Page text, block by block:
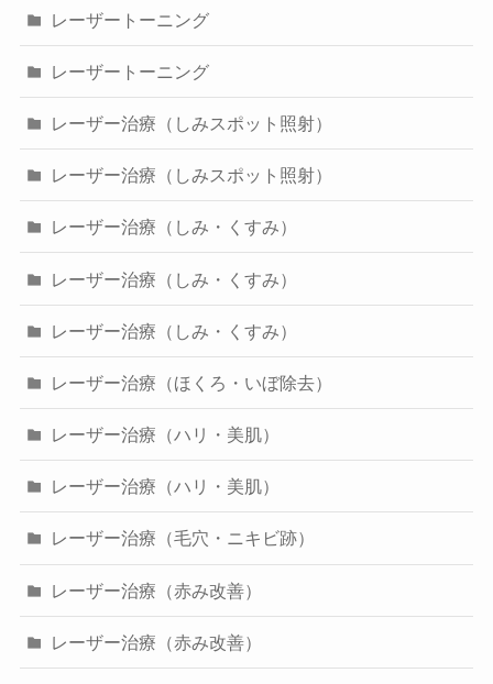
レーザートーニング
レーザートーニング
レーザー治療（しみスポット照射）
レーザー治療（しみスポット照射）
レーザー治療（しみ・くすみ）
レーザー治療（しみ・くすみ）
レーザー治療（しみ・くすみ）
レーザー治療（ほくろ・いぼ除去）
レーザー治療（ハリ・美肌）
レーザー治療（ハリ・美肌）
レーザー治療（毛穴・ニキビ跡）
レーザー治療（赤み改善）
レーザー治療（赤み改善）